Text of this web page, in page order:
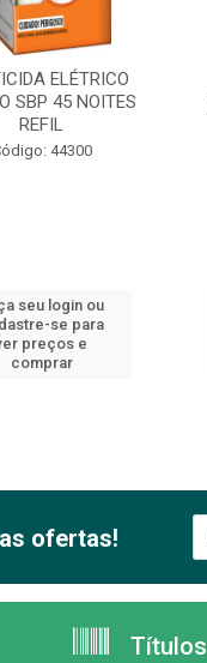
ELÉTRICO
SBP 45 NOITES
REFIL
44300
seu login ou
se para
preços e
comprar
ofertas!
Títulos